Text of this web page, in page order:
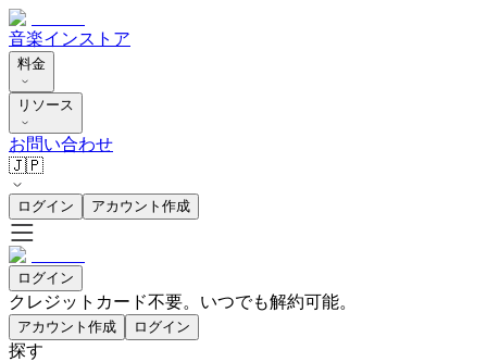
音楽インストア
料金
リソース
お問い合わせ
🇯🇵
ログイン アカウント作成
ログイン
クレジットカード不要。いつでも解約可能。
アカウント作成 ログイン
探す